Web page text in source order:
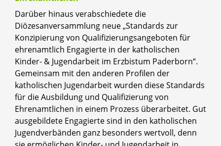
Darüber hinaus verabschiedete die
Diözesanversammlung neue „Standards zur
Konzipierung von Qualifizierungsangeboten für
ehrenamtlich Engagierte in der katholischen
Kinder- & Jugendarbeit im Erzbistum Paderborn“.
Gemeinsam mit den anderen Profilen der
katholischen Jugendarbeit wurden diese Standards
für die Ausbildung und Qualifizierung von
Ehrenamtlichen in einem Prozess überarbeitet. Gut
ausgebildete Engagierte sind in den katholischen
Jugendverbänden ganz besonders wertvoll, denn